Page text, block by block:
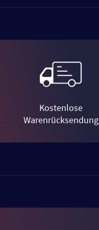
Kostenlose
Warenrücksendung